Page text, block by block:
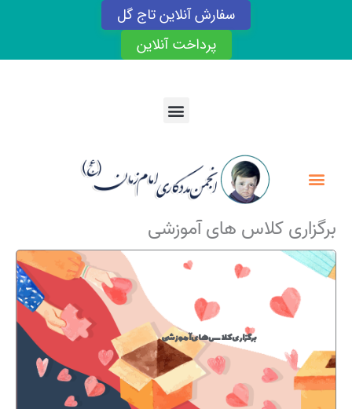
سفارش آنلاین تاج گل
پرداخت آنلاین
Menu
برگزاری کلاس های آموزشی
برگزاری کلاس های آموزشی